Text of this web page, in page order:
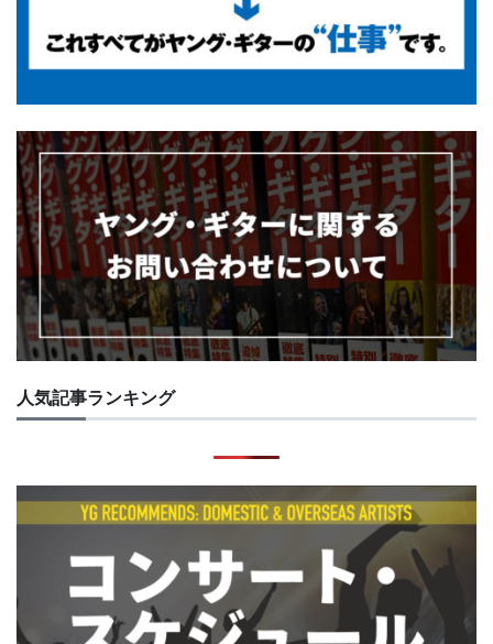
人気記事ランキング